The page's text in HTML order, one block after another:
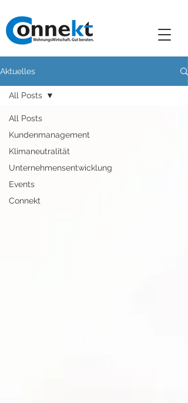
Aktuelles
All Posts
Kundenmanagement
Klimaneutralität
Unternehmensentwicklung
Events
Connekt
All Posts